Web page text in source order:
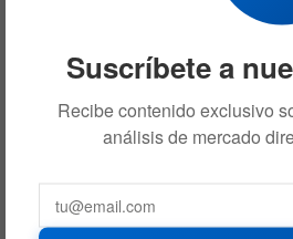
Suscríbete a
Recibe contenido exclusivo
análisis de mercado